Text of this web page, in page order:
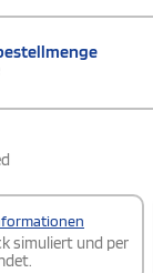
simuliert und per